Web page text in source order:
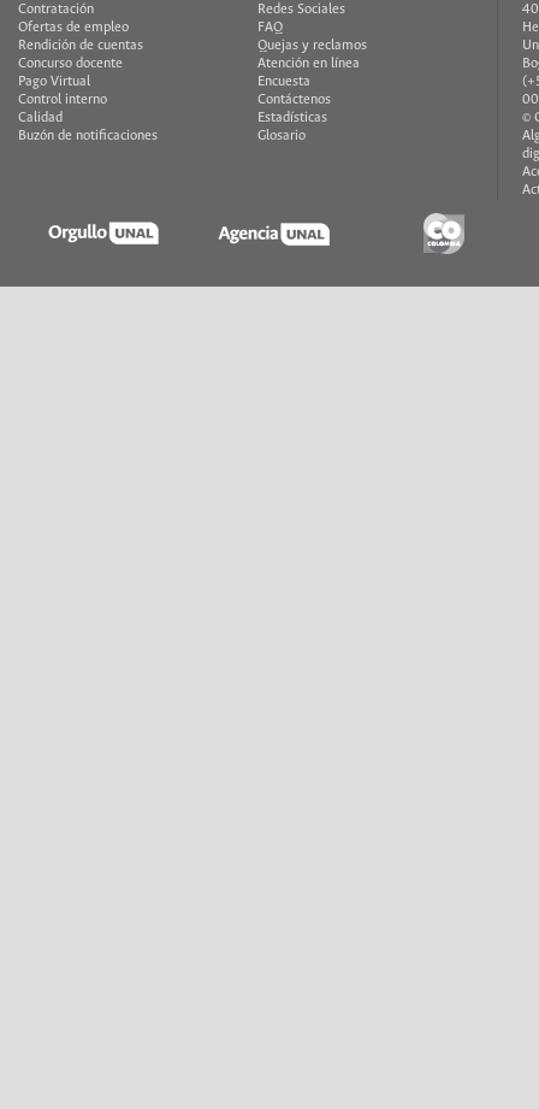
Contratación
Ofertas de empleo
Rendición de cuentas
Concurso docente
Pago Virtual
Control interno
Calidad
Buzón de notificaciones
Redes Sociales
FAQ
Quejas y reclamos
Atención en línea
Encuesta
Contáctenos
Estadísticas
Glosario
©